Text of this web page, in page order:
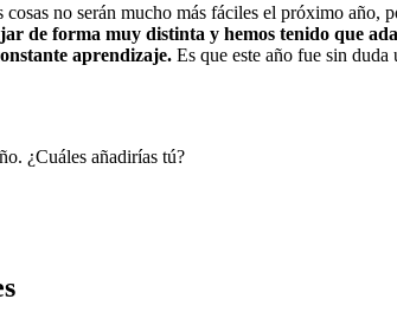
no serán mucho más fáciles el próximo
de forma muy distinta y hemos tenido que
aprendizaje. Es que este año fue sin
¿Cuáles añadirías tú?